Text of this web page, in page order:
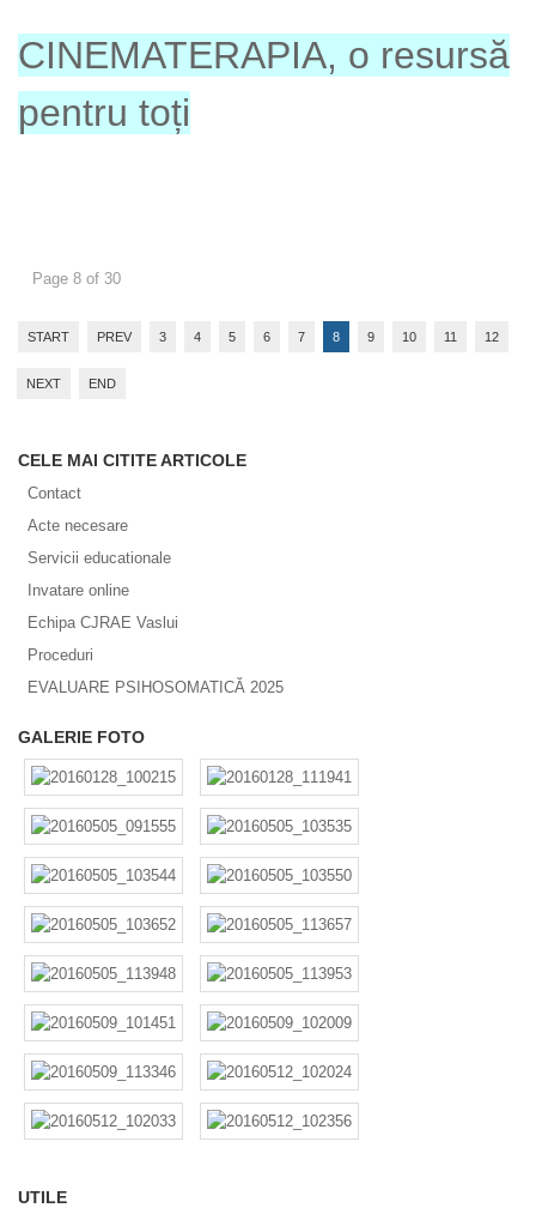
CINEMATERAPIA, o resursă
pentru toți
Page 8 of 30
START PREV 3 4 5 6 7 8 9 10 11 12
NEXT END
CELE MAI CITITE ARTICOLE
Contact
Acte necesare
Servicii educationale
Invatare online
Echipa CJRAE Vaslui
Proceduri
EVALUARE PSIHOSOMATICĂ 2025
GALERIE FOTO
UTILE